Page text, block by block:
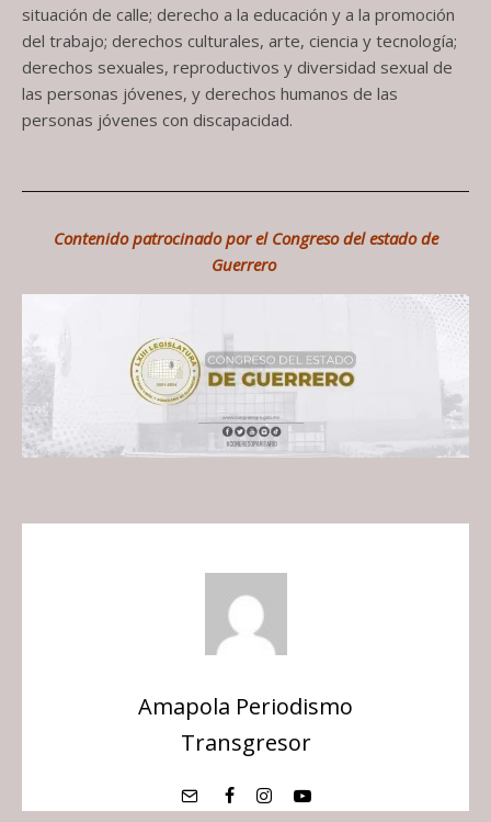
situación de calle; derecho a la educación y a la promoción
del trabajo; derechos culturales, arte, ciencia y tecnología;
derechos sexuales, reproductivos y diversidad sexual de
las personas jóvenes, y derechos humanos de las
personas jóvenes con discapacidad.
Contenido patrocinado por el Congreso del estado de
Guerrero
Amapola Periodismo
Transgresor